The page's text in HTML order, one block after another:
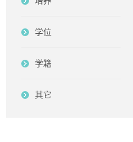
学位
学籍
其它